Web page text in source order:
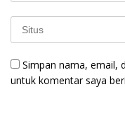
Simpan nama, email,
untuk komentar saya